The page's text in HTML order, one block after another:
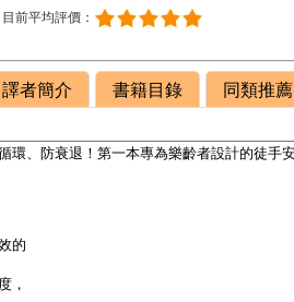
目前平均評價：
譯者簡介 書籍目錄 同類推薦